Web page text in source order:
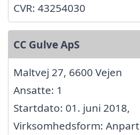
CVR: 43254030
CC Gulve ApS
Maltvej 27, 6600 Vejen
Ansatte: 1
Startdato: 01. juni 2018,
Virksomhedsform: